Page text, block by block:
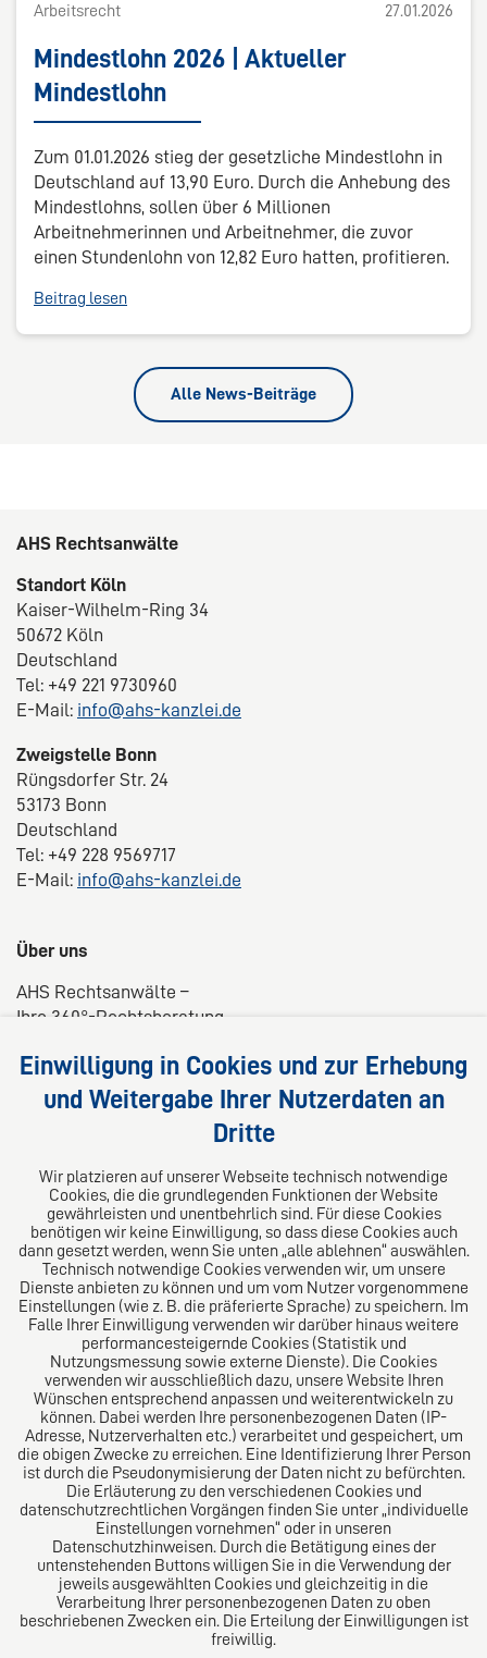
Arbeitsrecht 27.01.2026
Mindestlohn 2026 | Aktueller
Mindestlohn
Zum 01.01.2026 stieg der gesetzliche Mindestlohn in
Deutschland auf 13,90 Euro. Durch die Anhebung des
Mindestlohns, sollen über 6 Millionen
Arbeitnehmerinnen und Arbeitnehmer, die zuvor
einen Stundenlohn von 12,82 Euro hatten, profitieren.
Beitrag lesen
Alle News-Beiträge
AHS Rechtsanwälte
Standort Köln
Kaiser-Wilhelm-Ring 34
50672 Köln
Deutschland
Tel: +49 221 9730960
E-Mail: info@ahs-kanzlei.de
Zweigstelle Bonn
Rüngsdorfer Str. 24
53173 Bonn
Deutschland
Tel: +49 228 9569717
E-Mail: info@ahs-kanzlei.de
Über uns
AHS Rechtsanwälte –
Ihre 360°-Rechtsberatung
praxisnahe Lösungen für Ihre Rechtsfragen.
Das europäische Kanzlei-Netzwerk
Impressum
Datenschutz
Einwilligung in Cookies und zur Erhebung
und Weitergabe Ihrer Nutzerdaten an
Dritte
Wir platzieren auf unserer Webseite technisch notwendige
Cookies, die die grundlegenden Funktionen der Website
gewährleisten und unentbehrlich sind. Für diese Cookies
benötigen wir keine Einwilligung, so dass diese Cookies auch
dann gesetzt werden, wenn Sie unten „alle ablehnen“ auswählen.
Technisch notwendige Cookies verwenden wir, um unsere
Dienste anbieten zu können und um vom Nutzer vorgenommene
Einstellungen (wie z. B. die präferierte Sprache) zu speichern. Im
Falle Ihrer Einwilligung verwenden wir darüber hinaus weitere
performancesteigernde Cookies (Statistik und
Nutzungsmessung sowie externe Dienste). Die Cookies
verwenden wir ausschließlich dazu, unsere Website Ihren
Wünschen entsprechend anpassen und weiterentwickeln zu
können. Dabei werden Ihre personenbezogenen Daten (IP-
Adresse, Nutzerverhalten etc.) verarbeitet und gespeichert, um
die obigen Zwecke zu erreichen. Eine Identifizierung Ihrer Person
ist durch die Pseudonymisierung der Daten nicht zu befürchten.
Die Erläuterung zu den verschiedenen Cookies und
datenschutzrechtlichen Vorgängen finden Sie unter „individuelle
Einstellungen vornehmen“ oder in unseren
Datenschutzhinweisen. Durch die Betätigung eines der
untenstehenden Buttons willigen Sie in die Verwendung der
jeweils ausgewählten Cookies und gleichzeitig in die
Verarbeitung Ihrer personenbezogenen Daten zu oben
beschriebenen Zwecken ein. Die Erteilung der Einwilligungen ist
freiwillig.